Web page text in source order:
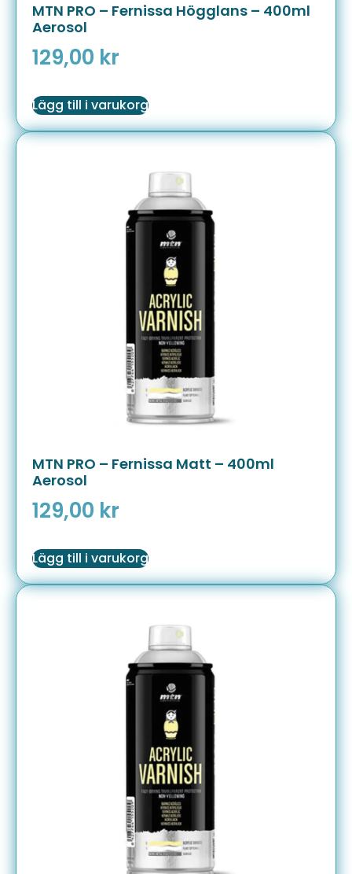
MTN PRO – Fernissa Högglans – 400ml
Aerosol
129,00 kr
Lägg till i varukorg
MTN PRO – Fernissa Matt – 400ml
Aerosol
129,00 kr
Lägg till i varukorg